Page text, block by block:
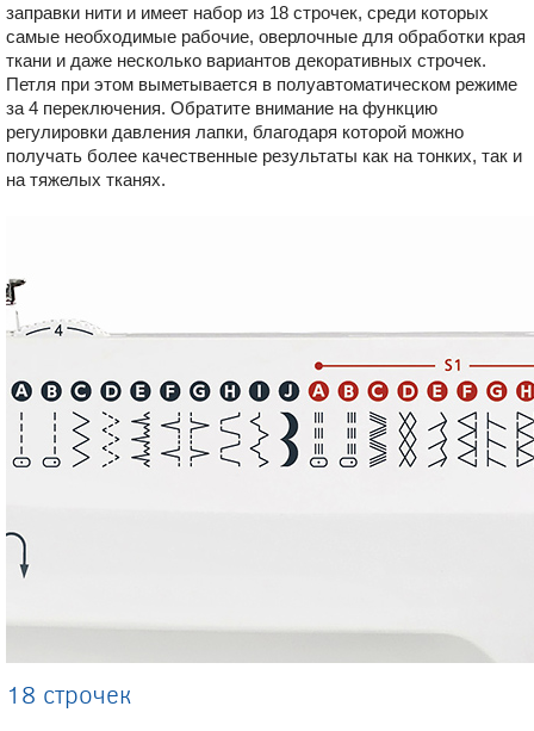
заправки нити и имеет набор из 18 строчек, среди которых
самые необходимые рабочие, оверлочные для обработки края
ткани и даже несколько вариантов декоративных строчек.
Петля при этом выметывается в полуавтоматическом режиме
за 4 переключения. Обратите внимание на функцию
регулировки давления лапки, благодаря которой можно
получать более качественные результаты как на тонких, так и
на тяжелых тканях.
18 строчек